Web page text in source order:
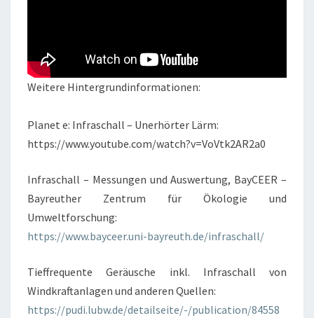
Weitere Hintergrundinformationen:
Planet e: Infraschall – Unerhörter Lärm:
https://www.youtube.com/watch?v=VoVtk2AR2a0
Infraschall – Messungen und Auswertung, BayCEER –
Bayreuther Zentrum für Ökologie und
Umweltforschung:
https://www.bayceer.uni-bayreuth.de/infraschall/
Tieffrequente Geräusche inkl. Infraschall von
Windkraftanlagen und anderen Quellen:
https://pudi.lubw.de/detailseite/-/publication/84558